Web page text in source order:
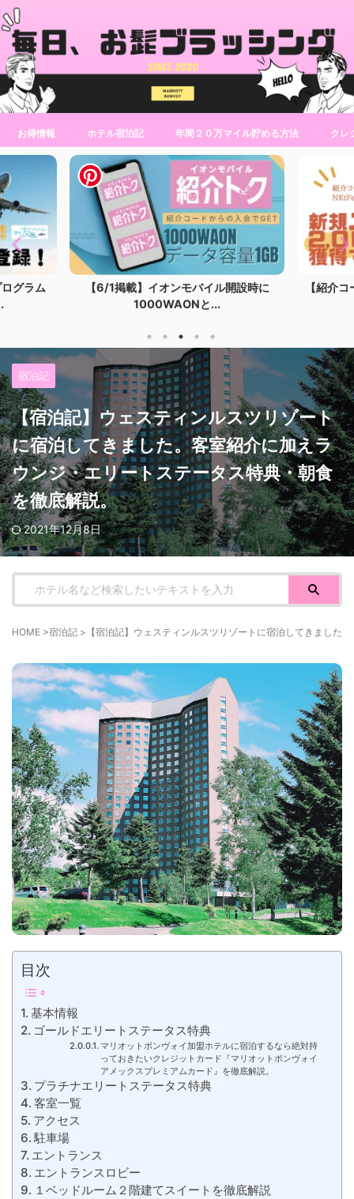
お得情報 ホテル宿泊記 年間２０万マイル貯める方法 クレ
グラム
【6/1掲載】イオンモバイル開設時に
1000WAONと...
【紹介
宿泊記
【宿泊記】ウェスティンルスツリゾート
に宿泊してきました。客室紹介に加えラ
ウンジ・エリートステータス特典・朝食
を徹底解説。
2021年12月8日
HOME >宿泊記 > 【宿泊記】ウェスティンルスツリゾートに宿泊してきました
目次
基本情報
ゴールドエリートステータス特典
マリオットボンヴォイ加盟ホテルに宿泊するなら絶対持
っておきたいクレジットカード『マリオットボンヴォイ
アメックスプレミアムカード』を徹底解説。
プラチナエリートステータス特典
客室一覧
アクセス
駐車場
エントランス
エントランスロビー
１ベッドルーム２階建てスイートを徹底解説